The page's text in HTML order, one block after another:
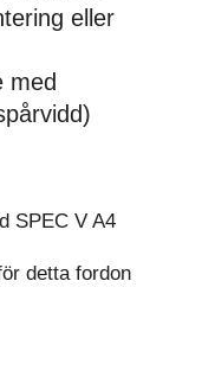
eller
med
SPEC V A4
detta fordon